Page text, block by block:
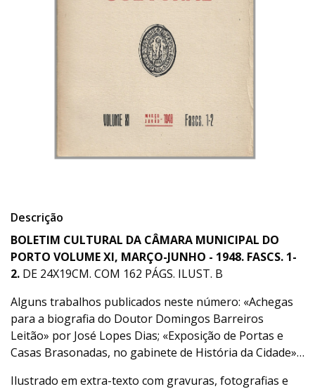
Descrição
BOLETIM CULTURAL DA CÂMARA MUNICIPAL DO
PORTO VOLUME XI, MARÇO-JUNHO - 1948. FASCS. 1-
2. DE 24X19CM. COM 162 PÁGS. ILUST. B
Alguns trabalhos publicados neste número: «Achegas
para a biografia do Doutor Domingos Barreiros
Leitão» por José Lopes Dias; «Exposição de Portas e
Casas Brasonadas, no gabinete de História da Cidade»…
Ilustrado em extra-texto com gravuras, fotografias e